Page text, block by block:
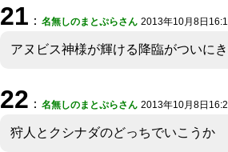
21 ： 名無しのまとぷらさん 2013年10月8日
アヌビス神様が輝ける降臨がついに
22 ： 名無しのまとぷらさん 2013年10月8日
狩人とクシナダのどっちでいこうか